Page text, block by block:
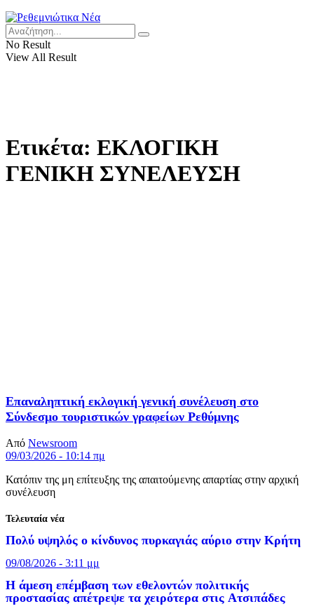
No Result
View All Result
Ετικέτα: ΕΚΛΟΓΙΚΗ
ΓΕΝΙΚΗ ΣΥΝΕΛΕΥΣΗ
Επαναληπτική εκλογική γενική συνέλευση στο
Σύνδεσμο τουριστικών γραφείων Ρεθύμνης
Από Newsroom
09/03/2026 - 10:14 πμ
Κατόπιν της μη επίτευξης της απαιτούμενης απαρτίας στην αρχική
συνέλευση
Τελευταία νέα
Πολύ υψηλός ο κίνδυνος πυρκαγιάς αύριο στην Κρήτη
09/08/2026 - 3:11 μμ
Η άμεση επέμβαση των εθελοντών πολιτικής
προστασίας απέτρεψε τα χειρότερα στις Aτσιπάδες